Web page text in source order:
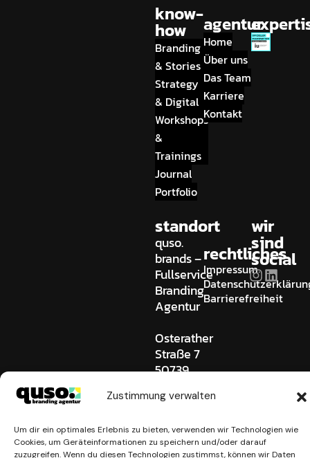
Zustimmung verwalten
Um dir ein optimales Erlebnis zu bieten, verwenden wir Technologien wie
Cookies, um Geräteinformationen zu speichern und/oder darauf
zuzugreifen. Wenn du diesen Technologien zustimmst, können wir Daten
know-
how
Branding
& Stories
Strategy
& Digital
Workshops
&
Trainings
Journal
Portfolio
agentur
Home
Über uns
Das Team
Karriere
Kontakt
standort
quso.
brands –
Fullservice
Branding
Agentur
Osterather
Straße 7
50739
Germany
909 0
hallo@quso-
rechtliches
Impressum
Barrierefreiheit
wir
sind
social